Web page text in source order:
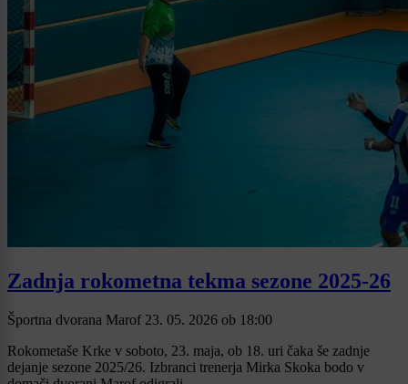
Zadnja rokometna tekma sezone 2025-26
Športna dvorana Marof 23. 05. 2026 ob 18:00
Rokometaše Krke v soboto, 23. maja, ob 18. uri čaka še zadnje
dejanje sezone 2025/26. Izbranci trenerja Mirka Skoka bodo v